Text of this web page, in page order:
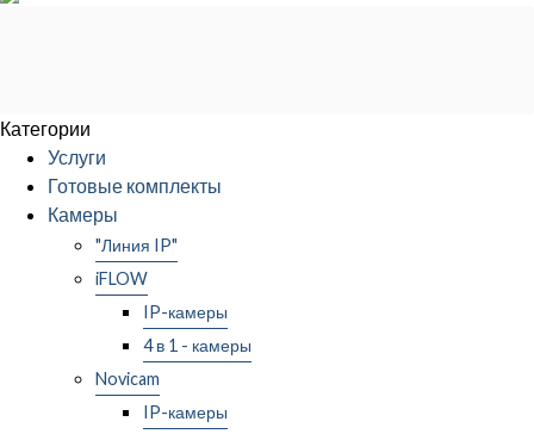
Категории
Услуги
Готовые комплекты
Камеры
"Линия IP"
iFLOW
IP-камеры
4 в 1 - камеры
Novicam
IP-камеры